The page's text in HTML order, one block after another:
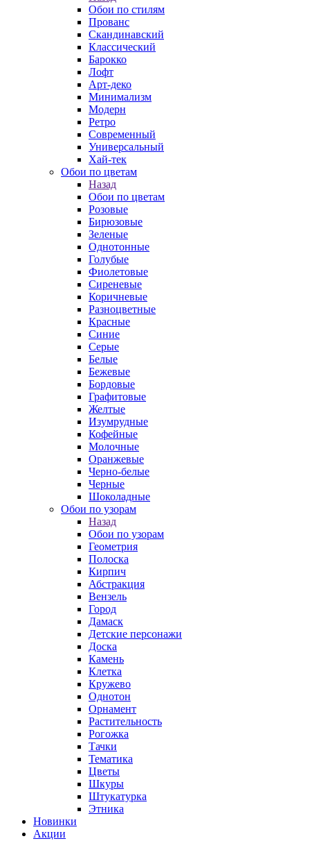
Обои по стилям
Прованс
Скандинавский
Классический
Барокко
Лофт
Арт-деко
Минимализм
Модерн
Ретро
Современный
Универсальный
Хай-тек
Обои по цветам
Назад
Обои по цветам
Розовые
Бирюзовые
Зеленые
Однотонные
Голубые
Фиолетовые
Сиреневые
Коричневые
Разноцветные
Красные
Синие
Серые
Белые
Бежевые
Бордовые
Графитовые
Желтые
Изумрудные
Кофейные
Молочные
Оранжевые
Черно-белые
Черные
Шоколадные
Обои по узорам
Назад
Обои по узорам
Геометрия
Полоска
Кирпич
Абстракция
Вензель
Город
Дамаск
Детские персонажи
Доска
Камень
Клетка
Кружево
Однотон
Орнамент
Растительность
Рогожка
Тачки
Тематика
Цветы
Шкуры
Штукатурка
Этника
Новинки
Акции